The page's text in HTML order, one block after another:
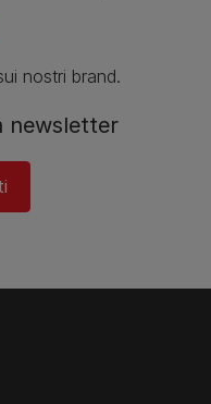
nostri brand.
newsletter